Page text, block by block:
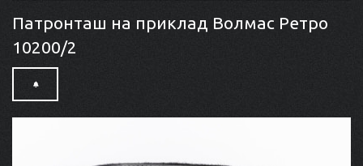
Патронташ на приклад Волмас Ретро
10200/2